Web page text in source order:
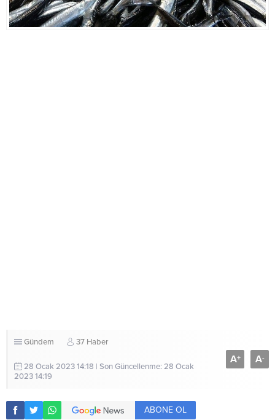
Gündem 37 Haber
28 Ocak 2023 14:18 | Son Güncellenme: 28 Ocak
2023 14:19
A+ A-
ABONE OL